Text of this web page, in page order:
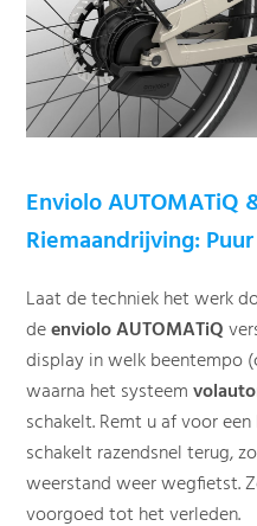
Enviolo AUTOMATiQ
Riemaandrijving:
Laat de techniek het werk
deenviolo AUTOMATiQ
display in welk beentempo
waarna het systeem
schakelt. Remt u af voor
schakelt razendsnel terug,
weerstand weer wegfietst.
voorgoed tot het verleden.